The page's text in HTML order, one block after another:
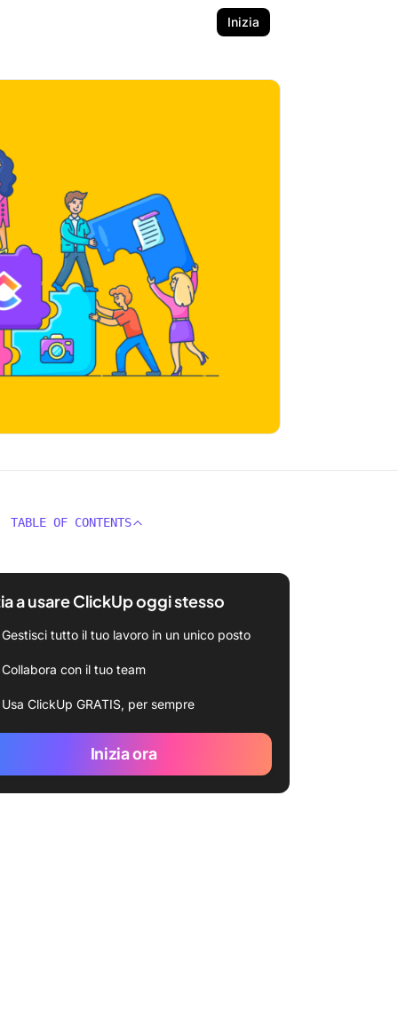
Inizia
TABLE OF CONTENTS
a usare ClickUp oggi stesso
Gestisci tutto il tuo lavoro in un unico posto
Collabora con il tuo team
Usa ClickUp GRATIS, per sempre
Inizia ora